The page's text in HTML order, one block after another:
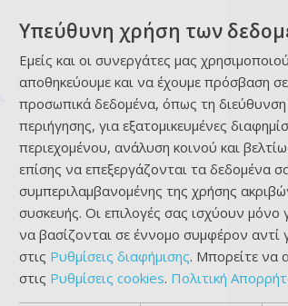
Υπεύθυνη χρήση των
Εμείς και οι συνεργάτες μας
αποθηκεύουμε και να έχουμε πρόσβαση
προσωπικά δεδομένα, όπως τη
περιήγησης, για εξατομικευμένες
περιεχομένου, ανάλυση κοινού και
επίσης να επεξεργάζονται τα δεδομένα
συμπεριλαμβανομένης της χρήσης
συσκευής. Οι επιλογές σας ισχύουν
να βασίζονται σε έννομο συμφέρον αντί
στις Ρυθμίσεις διαφήμισης. Μπορείτε να
στις Ρυθμίσεις cookies. Πολιτική